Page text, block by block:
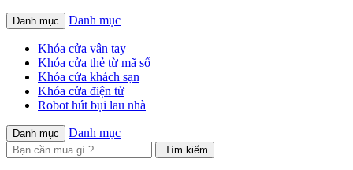
Danh mục Danh mục
Khóa cửa vân tay
Khóa cửa thẻ từ mã số
Khóa cửa khách sạn
Khóa cửa điện tử
Robot hút bụi lau nhà
Danh mục Danh mục